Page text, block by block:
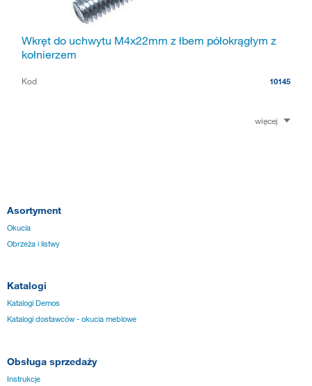
Wkręt do uchwytu M4x22mm z łbem półokrągłym z
kołnierzem
Kod 10145
więcej
Asortyment
Okucia
Obrzeża i listwy
Katalogi
Katalogi Demos
Katalogi dostawców - okucia meblowe
Obsługa sprzedaży
Instrukcje